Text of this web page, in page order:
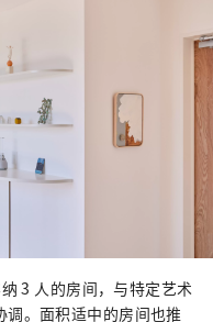
3 人的房间，与特定艺术
。面积适中的房间也推